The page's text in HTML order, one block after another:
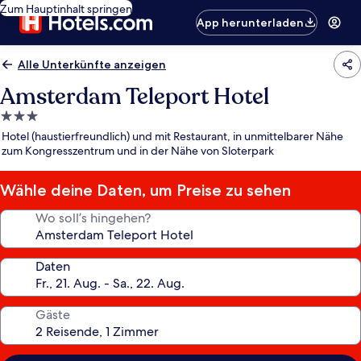
Zum Hauptinhalt springen
App herunterladen
Alle Unterkünfte anzeigen
Amsterdam Teleport Hotel
3.0-
Sterne-
Unterkunft
Hotel (haustierfreundlich) und mit Restaurant, in unmittelbarer Nähe
zum Kongresszentrum und in der Nähe von Sloterpark
Wähle deine Daten, um Preise zu sehen
Wo soll’s hingehen?
Daten
Gäste